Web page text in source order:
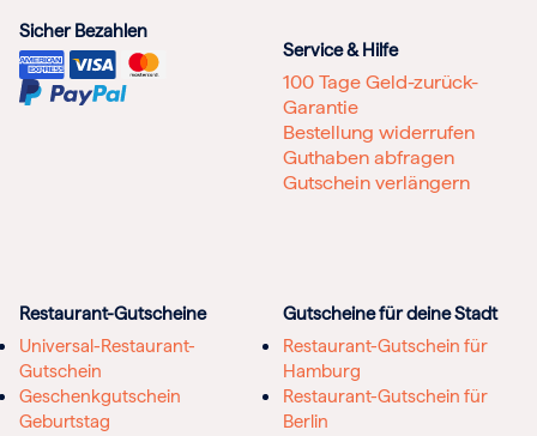
Sicher Bezahlen
Service & Hilfe
100 Tage Geld-zurück-
Garantie
Bestellung widerrufen
Guthaben abfragen
Gutschein verlängern
Restaurant-Gutscheine
Universal-Restaurant-
Gutschein
Geschenkgutschein
Geburtstag
Gutscheine für deine Stadt
Restaurant-Gutschein für
Hamburg
Restaurant-Gutschein für
Berlin